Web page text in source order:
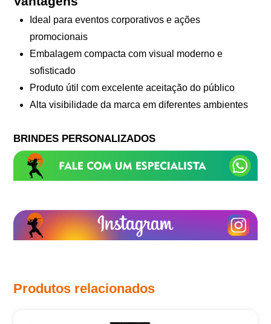
Ideal para eventos corporativos e ações
promocionais
Embalagem compacta com visual moderno e
sofisticado
Produto útil com excelente aceitação do público
Alta visibilidade da marca em diferentes ambientes
BRINDES PERSONALIZADOS
Produtos relacionados